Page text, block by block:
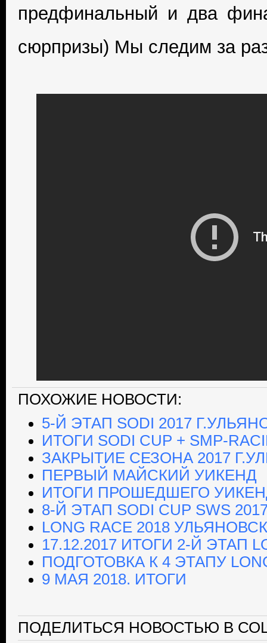
предфинальный и два
сюрпризы) Мы следим за
ПОХОЖИЕ НОВОСТИ:
5-Й ЭТАП SODI 2017
ИТОГИ SODI CUP + SMP-
ЗАКРЫТИЕ СЕЗОНА 2017
ПЕРВЫЙ МАЙСКИЙ УИКЕНД
ИТОГИ ПРОШЕДШЕГО
8-Й ЭТАП SODI CUP SWS
LONG RACE 2018
17.12.2017 ИТОГИ 2-Й ЭТАП
ПОДГОТОВКА К 4 ЭТАПУ
9 МАЯ 2018. ИТОГИ
ПОДЕЛИТЬСЯ НОВОСТЬЮ В